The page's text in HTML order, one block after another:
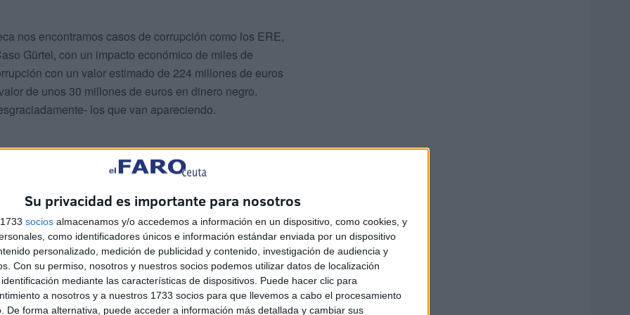
Su privacidad es importante para nosotros
socios almacenamos y/o accedemos a información en un dispositivo, como cookies, y
como identificadores únicos e información estándar enviada por un dispositivo
personalizado, medición de publicidad y contenido, investigación de audiencia y
Con su permiso, nosotros y nuestros socios podemos utilizar datos de localización
mediante las características de dispositivos. Puede hacer clic para
a nosotros y a nuestros 1733 socios para que llevemos a cabo el procesamiento
De forma alternativa, puede acceder a información más detallada y cambiar sus
nos encontramos casos de corrupción como los ERE,
Gürtel, con un impacto económico de miles de
con un valor estimado de 224 millones de euros
de unos 30 millones de euros en dinero negro.
los que van apareciendo.
pero esta propuesta debe servir para impedir que
entre en el circuito legal. Un problema difícil
el efectivo y los introducen en el circuito legal poco a